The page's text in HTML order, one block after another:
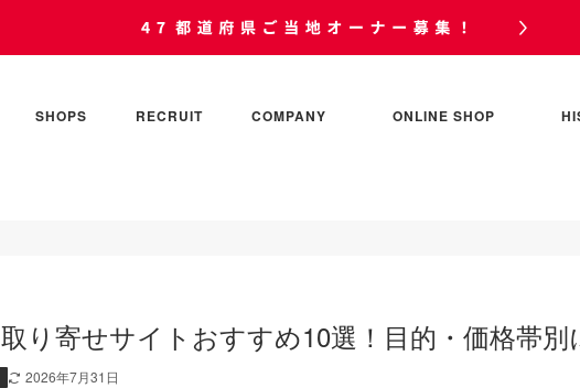
SHOPS RECRUIT COMPANY ONLINE SHOP
り寄せサイトおすすめ10選！目的・価格帯別
2026年7月31日